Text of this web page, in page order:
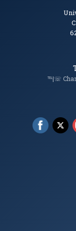
℡|☏
X
Tópicos